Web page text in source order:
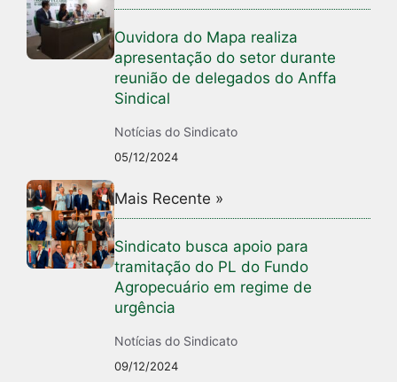
Ouvidora do Mapa realiza
apresentação do setor durante
reunião de delegados do Anffa
Sindical
Notícias do Sindicato
05/12/2024
Mais Recente »
Sindicato busca apoio para
tramitação do PL do Fundo
Agropecuário em regime de
urgência
Notícias do Sindicato
09/12/2024